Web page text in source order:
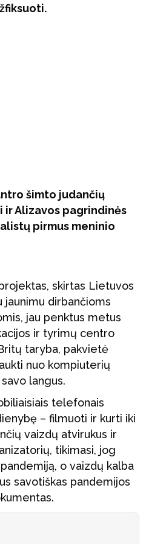
šimto judančių
Alizavos pagrindinės
pirmus meninio
skirtas Lietuvos
dirbančioms
jau penktus metus
ir tyrimų centro
taryba, pakvietė
nuo kompiuterių
langus.
telefonais
– filmuoti ir kurti iki
vaizdų atvirukus ir
tikimasi, jog
o vaizdų kalba
savotiškas pandemijos